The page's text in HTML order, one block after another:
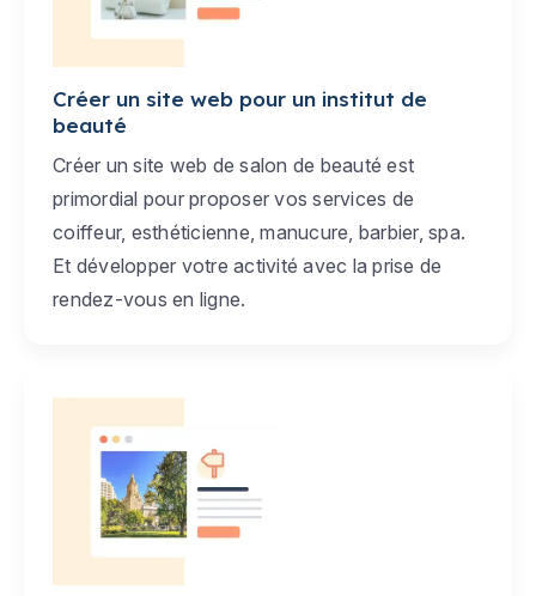
Créer un site web pour un institut de
beauté
Créer un site web de salon de beauté est
primordial pour proposer vos services de
coiffeur, esthéticienne, manucure, barbier, spa.
Et développer votre activité avec la prise de
rendez-vous en ligne.